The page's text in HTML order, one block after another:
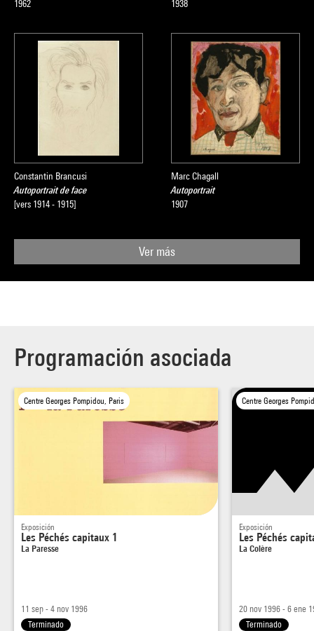
1962 1938
Constantin Brancusi
Autoportrait de face
[vers 1914 - 1915]
Marc Chagall
Autoportrait
1907
Ver más
Programación asociada
Centre Georges Pompidou, Paris
Exposición
Les Péchés capitaux 1
La Paresse
11 sep - 4 nov 1996
Terminado
Centre Georges
Exposición
Les Péchés
La Colère
20 nov 1996 - 6 ene
Terminado